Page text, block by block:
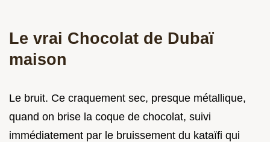
Le vrai Chocolat de Dubaï
maison
Le bruit. Ce craquement sec, presque métallique,
quand on brise la coque de chocolat, suivi
immédiatement par le bruissement du kataïfi qui